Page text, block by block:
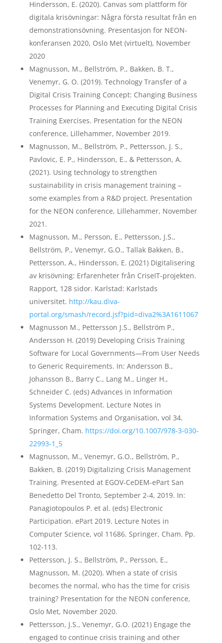
Hindersson, E. (2020). Canvas som plattform för
digitala krisövningar: Några första resultat från en
demonstrationsövning. Presentasjon for NEON-
konferansen 2020, Oslo Met (virtuelt), November
2020
Magnusson, M., Bellström, P., Bakken, B. T.,
Venemyr, G. O. (2019). Technology Transfer of a
Digital Crisis Training Concept: Changing Business
Processes for Planning and Executing Digital Crisis
Training Exercises. Presentation for the NEON
conference, Lillehammer, November 2019.
Magnusson, M., Bellström, P., Pettersson, J. S.,
Pavlovic, E. P., Hindersson, E., & Pettersson, A.
(2021). Using technology to strengthen
sustainability in crisis management training –
some examples from a R&D project. Presentation
for the NEON conference, Lillehammer, November
2021.
Magnusson, M., Persson, E., Pettersson, J.S.,
Bellström, P., Venemyr, G.O., Tallak Bakken, B.,
Pettersson, A., Hindersson, E. (2021) Digitalisering
av krisövning: Erfarenheter från CriseIT-projekten.
Rapport, 128 sidor. Karlstad: Karlstads
universitet. http://kau.diva-
portal.org/smash/record.jsf?pid=diva2%3A1611067
Magnusson M., Pettersson J.S., Bellström P.,
Andersson H. (2019) Developing Crisis Training
Software for Local Governments—From User Needs
to Generic Requirements. In: Andersson B.,
Johansson B., Barry C., Lang M., Linger H.,
Schneider C. (eds) Advances in Information
Systems Development. Lecture Notes in
Information Systems and Organisation, vol 34.
Springer, Cham. https://doi.org/10.1007/978-3-030-
22993-1_5
Magnusson, M., Venemyr, G.O., Bellström, P.,
Bakken, B. (2019) Digitalizing Crisis Management
Training. Presented at EGOV-CeDEM-ePart San
Benedetto Del Tronto, September 2-4, 2019. In:
Panagiotopoulos P. et al. (eds) Electronic
Participation. ePart 2019. Lecture Notes in
Computer Science, vol 11686. Springer, Cham. Pp.
102-113.
Pettersson, J. S., Bellström, P., Persson, E.,
Magnusson, M. (2020). When a state of crisis
becomes the normal, who has the time for crisis
training? Presentation for the NEON conference,
Oslo Met, November 2020.
Pettersson, J.S., Venemyr, G.O. (2021) Engage the
engaged to continue crisis training and other